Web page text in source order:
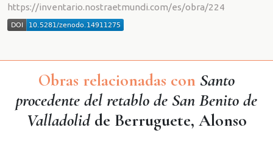
https://inventario.nostraetmundi.com/es/obra/224
Obras relacionadas con Santo
procedente del retablo de San Benito de
Valladolidde Berruguete, Alonso